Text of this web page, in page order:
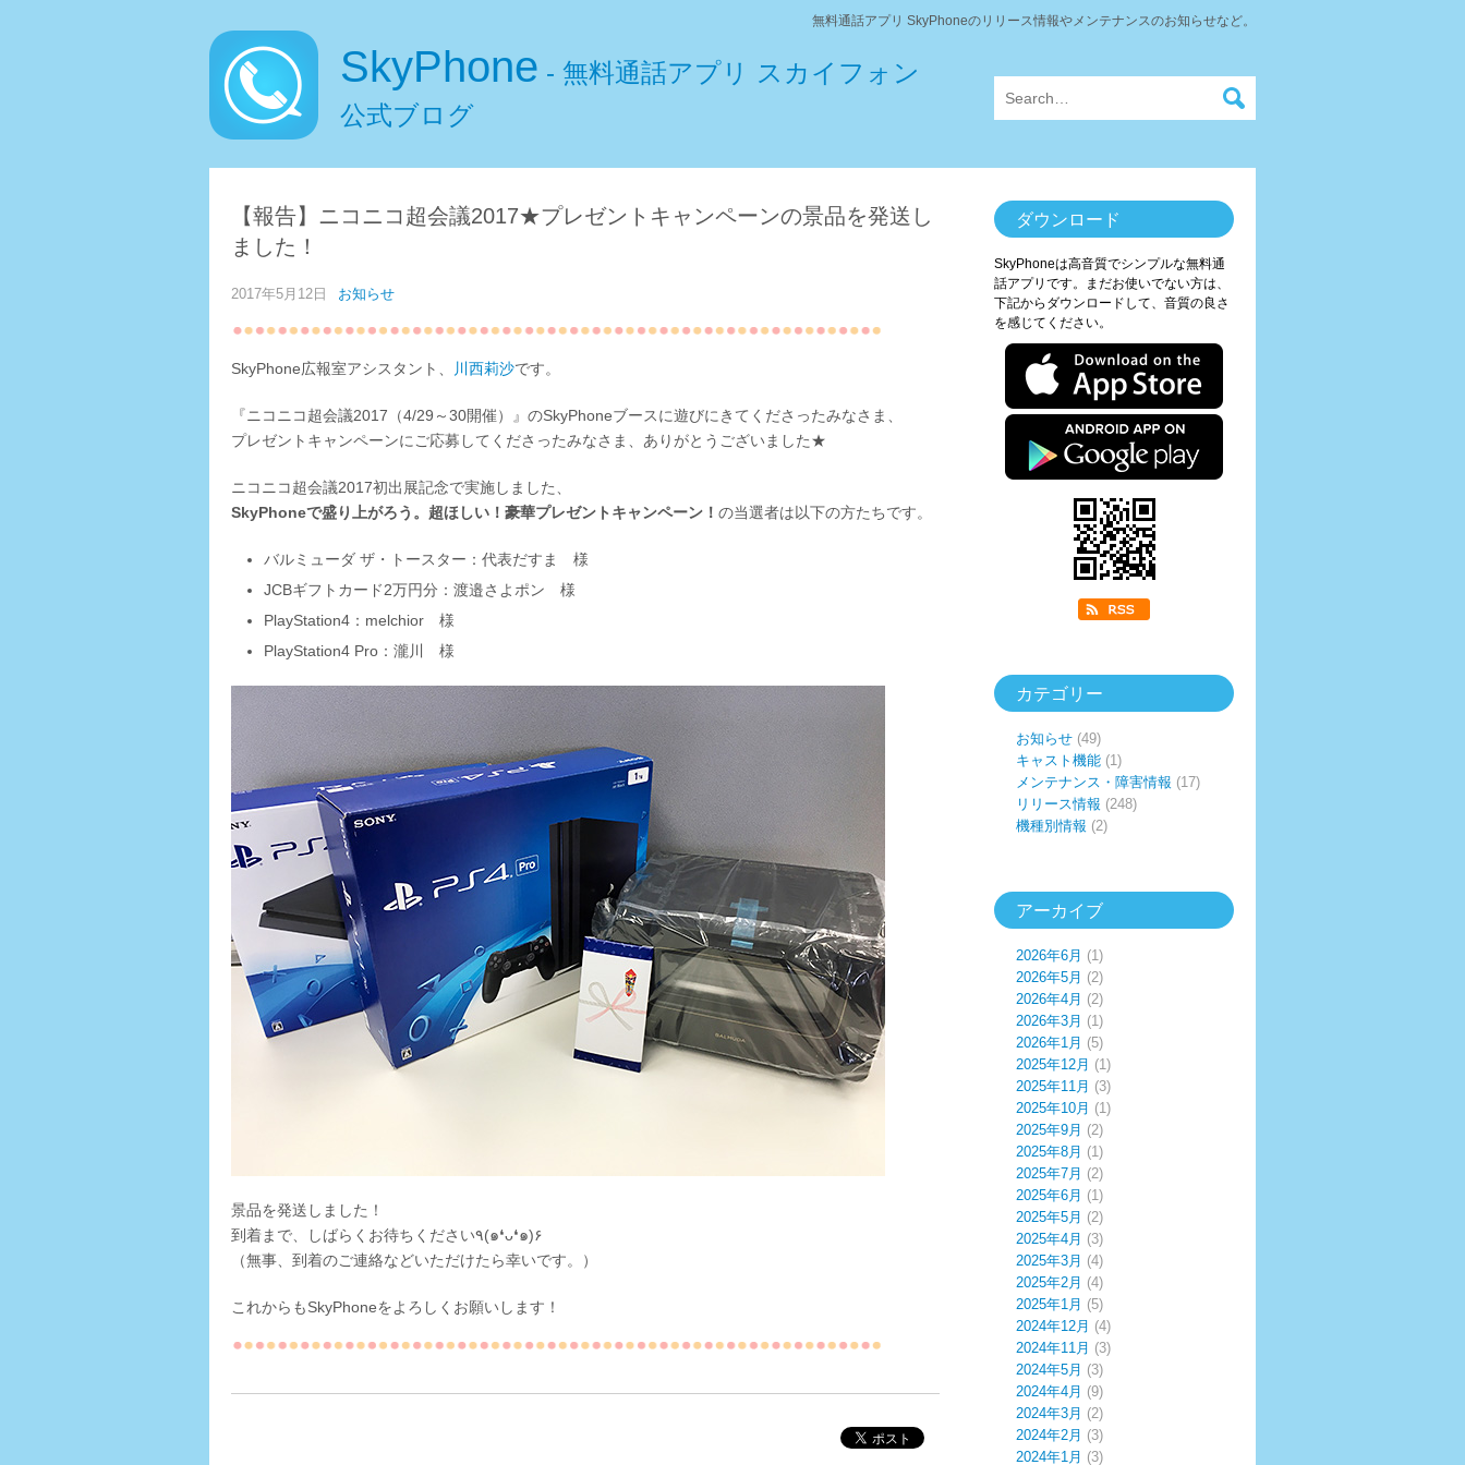
無料通話アプリ SkyPhoneのリリース情報やメンテナンスのお知らせなど。
SkyPhone - 無料通話アプリ スカイフォン
公式ブログ
【報告】ニコニコ超会議2017★プレゼントキャンペーンの景品を発送し
ました！
2017年5月12日 お知らせ
SkyPhone広報室アシスタント、 川西莉沙です。
『ニコニコ超会議2017（4/29～30開催）』のSkyPhoneブースに遊びにきてくださったみなさま、
プレゼントキャンペーンにご応募してくださったみなさま、ありがとうございました★
ニコニコ超会議2017初出展記念で実施しました、
SkyPhoneで盛り上がろう。超ほしい！豪華プレゼントキャンペーン！ の当選者は以下の方たちです。
バルミューダ ザ・トースター：代表だすま 様
JCBギフトカード2万円分：渡邉さよポン 様
PlayStation4：melchior 様
PlayStation4 Pro：瀧川 様
景品を発送しました！
到着まで、しばらくお待ちください٩(๑❛ᴗ❛๑)۶
（無事、到着のご連絡などいただけたら幸いです。）
これからもSkyPhoneをよろしくお願いします！
ダウンロード
SkyPhoneは高音質でシンプルな無料通
話アプリです。まだお使いでない方は、
下記からダウンロードして、音質の良さ
を感じてください。
カテゴリー
お知らせ (49)
キャスト機能 (1)
メンテナンス・障害情報 (17)
リリース情報 (248)
機種別情報 (2)
アーカイブ
2026年6月 (1)
2026年5月 (2)
2026年4月 (2)
2026年3月 (1)
2026年1月 (5)
2025年12月 (1)
2025年11月 (3)
2025年10月 (1)
2025年9月 (2)
2025年8月 (1)
2025年7月 (2)
2025年6月 (1)
2025年5月 (2)
2025年4月 (3)
2025年3月 (4)
2025年2月 (4)
2025年1月 (5)
2024年12月 (4)
2024年11月 (3)
2024年5月 (3)
2024年4月 (9)
2024年3月 (2)
2024年2月 (3)
2024年1月 (3)